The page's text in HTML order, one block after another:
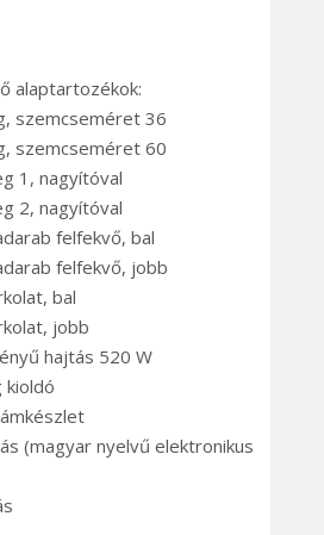
alaptartozékok:
szemcseméret 36
szemcseméret 60
1, nagyítóval
2, nagyítóval
felfekvő, bal
felfekvő, jobb
bal
jobb
hajtás 520 W
kioldó
(magyar nyelvű elektronikus